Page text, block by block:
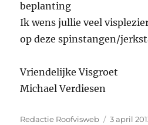
beplanting
Ik wens jullie veel
op deze spinstangen/
Vriendelijke Visgroet
Michael Verdiesen
Auteur
Redactie Roofvisweb
Geplaatst
3 april